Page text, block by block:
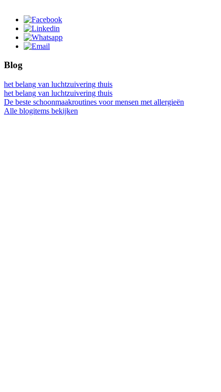
Blog
het belang van luchtzuivering thuis
het belang van luchtzuivering thuis
De beste schoonmaakroutines voor mensen met allergieën
Alle blogitems bekijken